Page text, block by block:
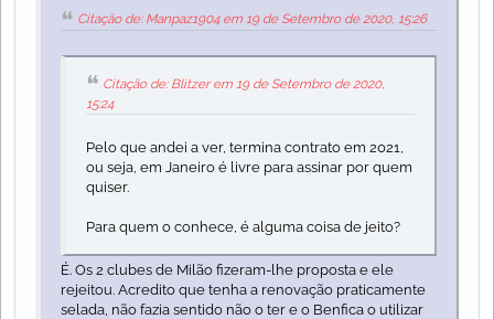
Citação de: Manpaz1904 em 19 de Setembro de 2020, 15:26
Citação de: Blitzer em 19 de Setembro de 2020,
15:24
Pelo que andei a ver, termina contrato em 2021,
ou seja, em Janeiro é livre para assinar por quem
quiser.
Para quem o conhece, é alguma coisa de jeito?
É. Os 2 clubes de Milão fizeram-lhe proposta e ele
rejeitou. Acredito que tenha a renovação praticamente
selada, não fazia sentido não o ter e o Benfica o utilizar